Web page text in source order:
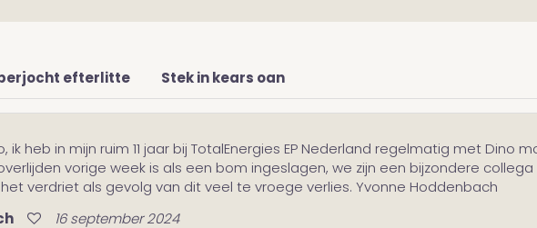
efterlitte Stek in kears oan
ik heb in mijn ruim 11 jaar bij TotalEnergies EP Nederland regelmatig met Dino
vorige week is als een bom ingeslagen, we zijn een bijzondere
verdriet als gevolg van dit veel te vroege verlies. Yvonne Hoddenbach
16 september 2024